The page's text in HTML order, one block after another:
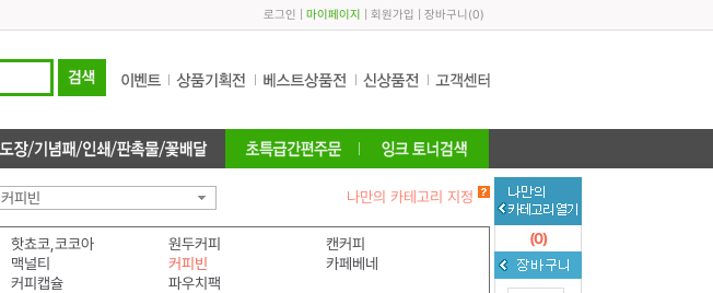
로그인 마이페이지 회원가입 장바구니 (0)
커피빈 나만의 카테고리 지정
핫쵸코,코코아 원두커피
캔커피
맥널티 커피빈
카페베네
커피캡슐
파우치팩
(0)